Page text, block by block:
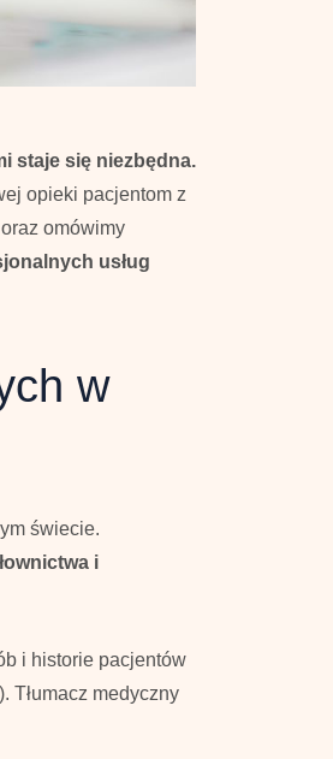
staje się niezbędna.
opieki pacjentom z
omówimy
usług
w
świecie.
i
i historie pacjentów
). Tłumacz medyczny